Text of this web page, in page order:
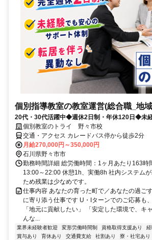
個別指導教室の教室運営(総合職_地
20代・30代活躍中◆週休2日制・年休120日◆未経
個別教室のトライ 野々市校
交通・アクセス カレードバス停から徒歩2分
月給270,000円～350,000円
石川県野々市市
勤務時間詳細 総労働時間：1ヶ月あたり163時
13:00～22:00 休憩1h、実働8h 社内システム
ため残業は少なめです。
仕事内容 あなたの育った町で／あなたの過ご
に寄り添う仕事です U・Iターンでのご応募も
「地元に貢献したい」 「安定した環境で、キ
んな...
業界未経験者歓迎 変形労働時間制 資格取得支援あり
賞与あり
育休あり 交通費支給 社割あり 寮・社宅あり